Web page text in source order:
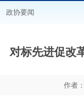
政协要闻
对标先进促改
作者：